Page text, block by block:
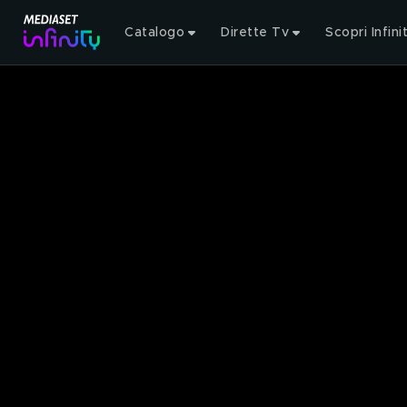
Catalogo Dirette Tv Scopri